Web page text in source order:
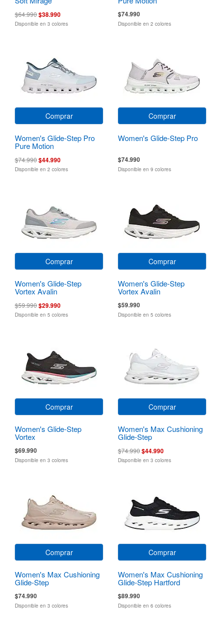
$64.990$38.990
Disponible en 3 colores
$74.990
Disponible en 2 colores
Comprar
Women's Glide-Step Pro
Pure Motion
$74.990$44.990
Disponible en 2 colores
Comprar
Women's Glide-Step Pro
$74.990
Disponible en 9 colores
Comprar
Women's Glide-Step
Vortex Avalin
$59.990$29.990
Disponible en 5 colores
Comprar
Women's Glide-Step
Vortex Avalin
$59.990
Disponible en 5 colores
Comprar
Women's Glide-Step
Vortex
$69.990
Disponible en 3 colores
Comprar
Women's Max Cushioning
Glide-Step
$74.990$44.990
Disponible en 3 colores
Comprar
Women's Max Cushioning
Glide-Step
$74.990
Disponible en 3 colores
Comprar
Women's Max Cushioning
Glide-Step Hartford
$89.990
Disponible en 6 colores